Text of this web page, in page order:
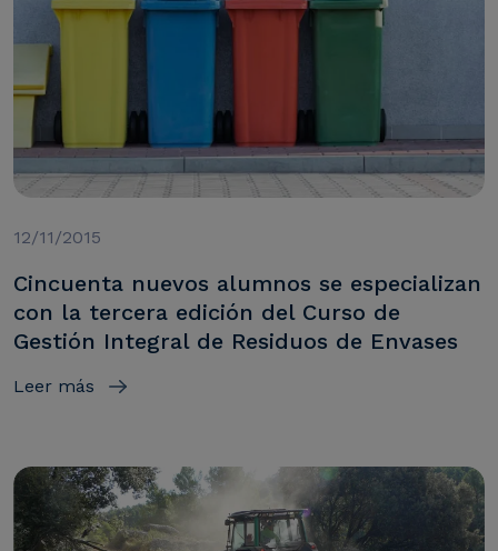
12/11/2015
Cincuenta nuevos alumnos se especializan
con la tercera edición del Curso de
Gestión Integral de Residuos de Envases
Leer más